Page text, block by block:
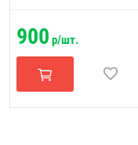
900 р/шт.